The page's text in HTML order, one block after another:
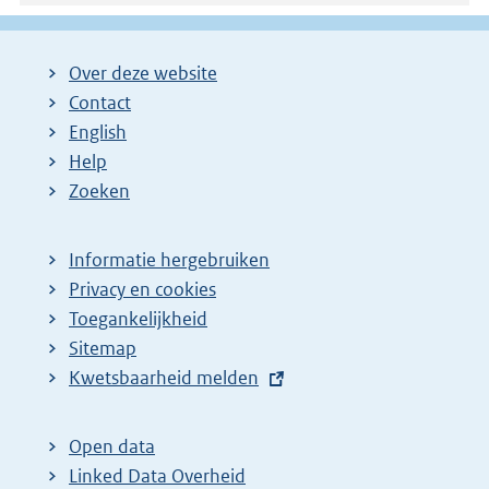
Over deze website
Contact
English
Help
Zoeken
Informatie hergebruiken
Privacy en cookies
Toegankelijkheid
Sitemap
E
t
e
Kwetsbaarheid melden
Open data
Linked Data Overheid